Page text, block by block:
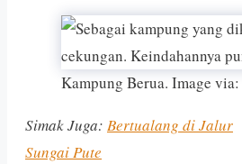
Kampung Berua. Image via:
Simak Juga: Bertualang di Jalur
Sungai Pute